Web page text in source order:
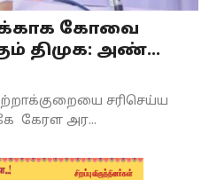
கோவை
திமுக: அண்...
சரிசெய்ய
கேரள அர...